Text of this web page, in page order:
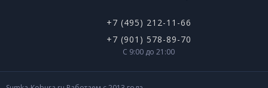
+7 (495) 212-11-66
+7 (901) 578-89-70
С 9:00 до 21:00